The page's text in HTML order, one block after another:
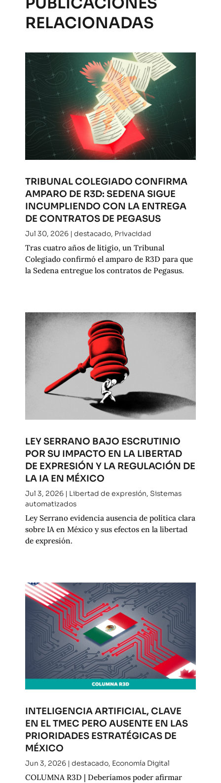
RELACIONADAS
TRIBUNAL COLEGIADO CONFIRMA
AMPARO DE R3D: SEDENA SIGUE
INCUMPLIENDO CON LA ENTREGA
DE CONTRATOS DE PEGASUS
Jul 30, 2026| destacado, Privacidad
Tras cuatro años de litigio, un Tribunal
Colegiado confirmó el amparo de R3D para que
la Sedena entregue los contratos de Pegasus.
LEY SERRANO BAJO ESCRUTINIO
POR SU IMPACTO EN LA LIBERTAD
DE EXPRESIÓN Y LA REGULACIÓN DE
LA IA EN MÉXICO
Jul 3, 2026| Libertad de expresión, Sistemas
automatizados
Ley Serrano evidencia ausencia de política clara
sobre IA en México y sus efectos en la libertad
de expresión.
INTELIGENCIA ARTIFICIAL, CLAVE
EN EL TMEC PERO AUSENTE EN LAS
PRIORIDADES ESTRATÉGICAS DE
MÉXICO
Jun 3, 2026| destacado, Economía Digital
COLUMNA R3D | Deberíamos poder afirmar